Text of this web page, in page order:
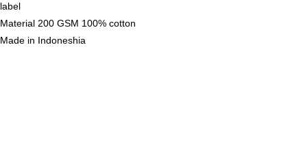
label
Material 200 GSM 100% cotton
Made in Indoneshia